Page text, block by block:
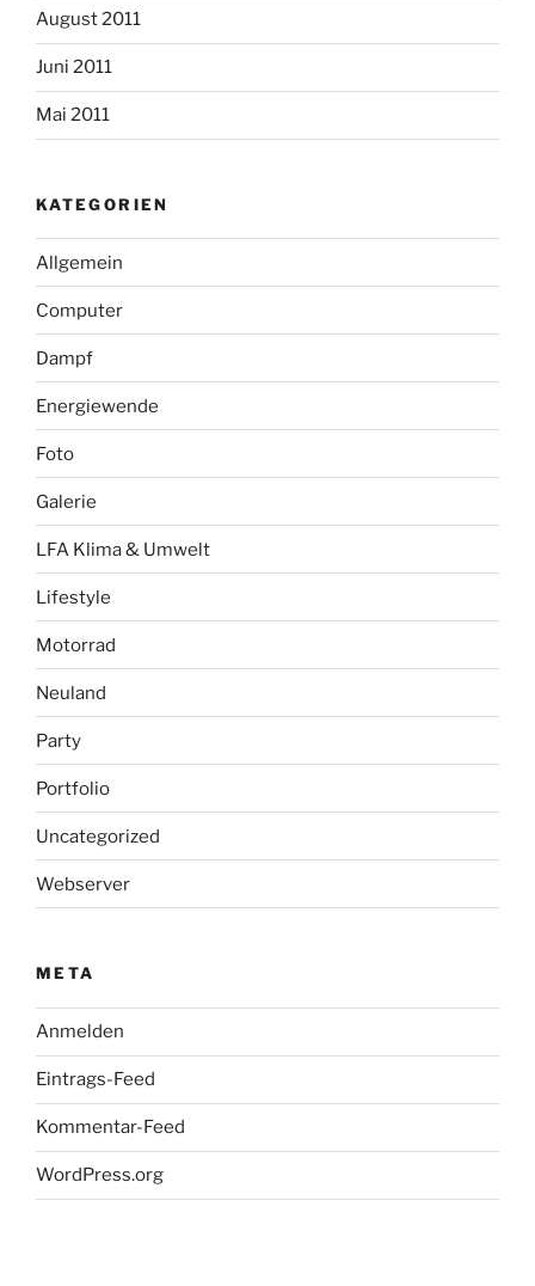
August 2011
Juni 2011
Mai 2011
KATEGORIEN
Allgemein
Computer
Dampf
Energiewende
Foto
Galerie
LFA Klima & Umwelt
Lifestyle
Motorrad
Neuland
Party
Portfolio
Uncategorized
Webserver
META
Anmelden
Eintrags-Feed
Kommentar-Feed
WordPress.org